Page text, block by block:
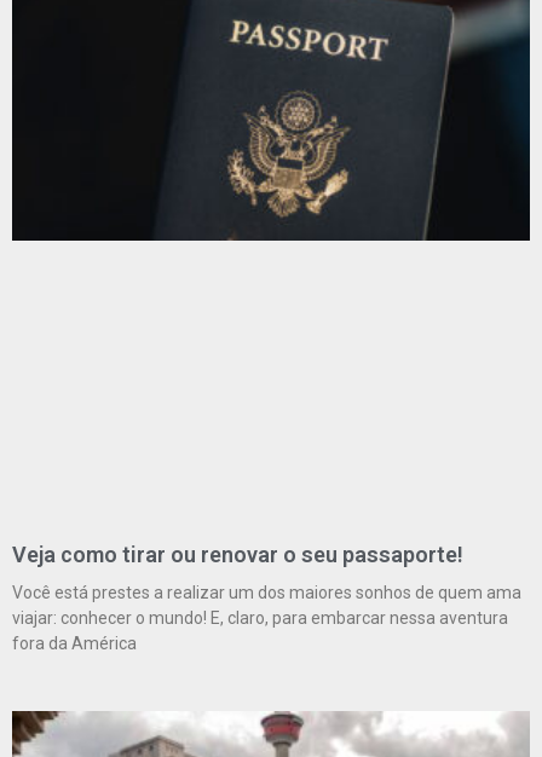
Veja como tirar ou renovar o seu passaporte!
Você está prestes a realizar um dos maiores sonhos de quem ama
viajar: conhecer o mundo! E, claro, para embarcar nessa aventura
fora da América